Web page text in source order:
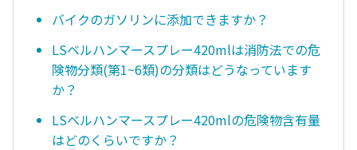
バイクのガソリンに添加できますか？
LSベルハンマースプレー420mlは消防法での危
険物分類(第1~6類)の分類はどうなっています
か？
LSベルハンマースプレー420mlの危険物含有量
はどのくらいですか？